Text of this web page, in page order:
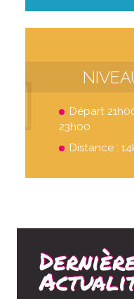
Départ
23h00
Distance :